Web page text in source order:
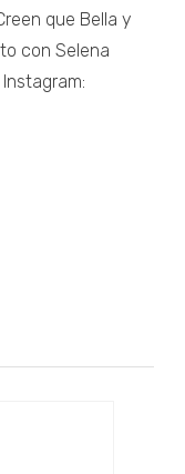
que Bella y
con Selena